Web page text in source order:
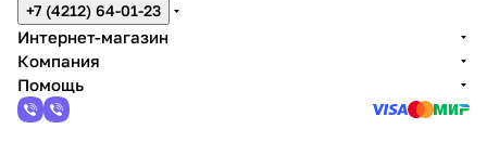
+7 (4212) 64-01-23
Интернет-магазин
Компания
Помощь